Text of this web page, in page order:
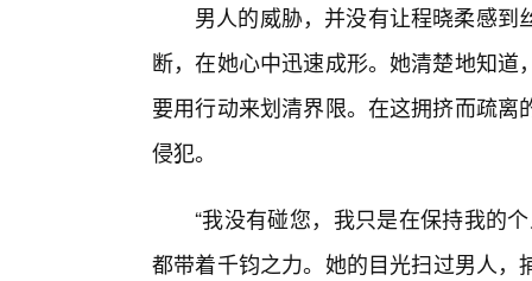
男人的威胁，并没有让程晓柔感
断，在她心中迅速成形。她清楚地知
要用行动来划清界限。在这拥挤而疏
侵犯。
“我没有碰您，我只是在保持我的
都带着千钧之力。她的目光扫过男人